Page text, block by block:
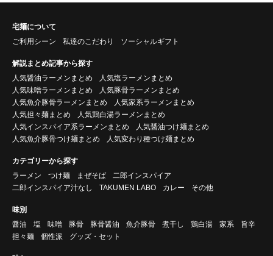
宅麺について
ご利用シーン
私達のこだわり ソーシャルギフト
解説まとめ記事から探す
人気醤油ラーメンまとめ
人気塩ラーメンまとめ
人気味噌ラーメンまとめ
人気豚骨ラーメンまとめ
人気魚介豚骨ラーメンまとめ
人気家系ラーメンまとめ
人気担々麺まとめ
人気鶏白湯ラーメンまとめ
人気インスパイア系ラーメンまとめ
人気醤油つけ麺まとめ
人気魚介豚骨つけ麺まとめ
人気変わり種つけ麺まとめ
カテゴリーから探す
ラーメン
つけ麺 まぜそば
二郎インスパイア
二郎インスパイア汁なし
TAKUMEN LABO カレー その他
味別
醤油
塩 味噌 豚骨 豚骨醤油 魚介豚骨 煮干し 鶏白湯 家系
旨辛
担々麺
個性派 グッズ・セット